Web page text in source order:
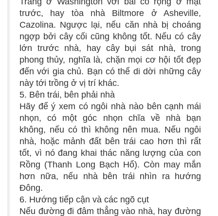
trước, hay tòa nhà Biltmore ở Asheville,
Cazolina. Ngược lại, nếu căn nhà bị choáng
ngợp bởi cây cối cũng không tốt. Nếu có cây
lớn trước nhà, hay cây bụi sát nhà, trong
phong thủy, nghĩa là, chặn mọi cơ hội tốt đẹp
đến với gia chủ. Bạn có thể di dời những cây
này tới trồng ở vị trí khác.
5. Bên trái, bên phải nhà
Hãy để ý xem có ngôi nhà nào bên cạnh mái
nhọn, có một góc nhọn chĩa về nhà bạn
không, nếu có thì không nên mua. Nếu ngôi
nhà, hoặc mảnh đất bên trái cao hơn thì rất
tốt, vì nó đang khai thác năng lượng của con
Rồng (Thanh Long Bạch Hổ). Còn may mắn
hơn nữa, nếu nhà bên trái nhìn ra hướng
Đông.
6. Hướng tiếp cận và các ngõ cụt
Nếu đường đi đâm thẳng vào nhà, hay đường